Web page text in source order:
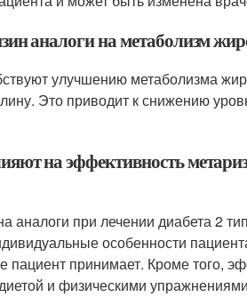
аналоги на метаболизм
улучшению метаболизма
Это приводит к снижению
на эффективность
аналоги при лечении диабета 2
особенности
пациент принимает. Кроме того,
и физическими